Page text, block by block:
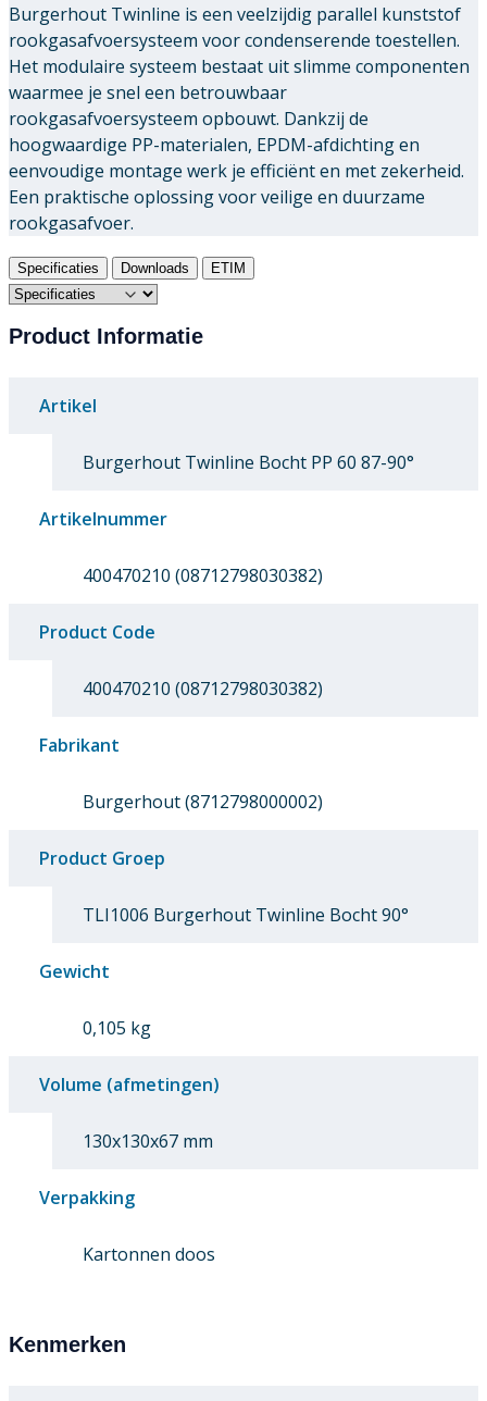
Burgerhout Twinline is een veelzijdig parallel kunststof
rookgasafvoersysteem voor condenserende toestellen.
Het modulaire systeem bestaat uit slimme componenten
waarmee je snel een betrouwbaar
rookgasafvoersysteem opbouwt. Dankzij de
hoogwaardige PP-materialen, EPDM-afdichting en
eenvoudige montage werk je efficiënt en met zekerheid.
Een praktische oplossing voor veilige en duurzame
rookgasafvoer.
Specificaties Downloads ETIM
Product Informatie
Artikel
Burgerhout Twinline Bocht PP 60 87-90°
Artikelnummer
400470210 (08712798030382)
Product Code
400470210 (08712798030382)
Fabrikant
Burgerhout (8712798000002)
Product Groep
TLI1006 Burgerhout Twinline Bocht 90°
Gewicht
0,105 kg
Volume (afmetingen)
130x130x67 mm
Verpakking
Kartonnen doos
Kenmerken